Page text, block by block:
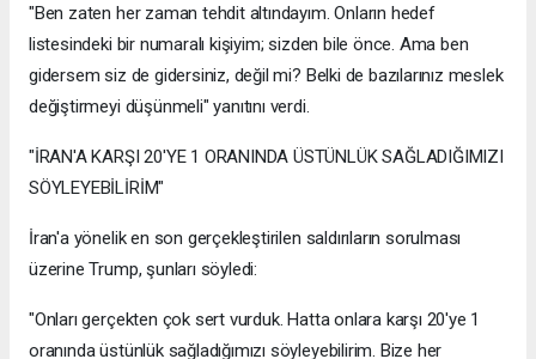
"Ben zaten her zaman tehdit altındayım. Onların hedef
listesindeki bir numaralı kişiyim; sizden bile önce. Ama ben
gidersem siz de gidersiniz, değil mi? Belki de bazılarınız meslek
değiştirmeyi düşünmeli" yanıtını verdi.
"İRAN'A KARŞI 20'YE 1 ORANINDA ÜSTÜNLÜK SAĞLADIĞIMIZI
SÖYLEYEBİLİRİM"
İran'a yönelik en son gerçekleştirilen saldırıların sorulması
üzerine Trump, şunları söyledi:
"Onları gerçekten çok sert vurduk. Hatta onlara karşı 20'ye 1
oranında üstünlük sağladığımızı söyleyebilirim. Bize her